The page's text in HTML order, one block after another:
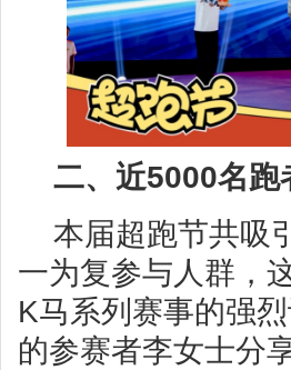
二、 近5000名跑
本届超跑节共吸
一为复参与人群，
K马系列赛事的强
的参赛者李女士分